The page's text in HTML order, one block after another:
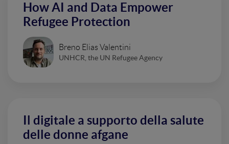
How AI and Data Empower
Refugee Protection
Breno Elias Valentini
UNHCR, the UN Refugee Agency
Il digitale a supporto della salute
delle donne afgane